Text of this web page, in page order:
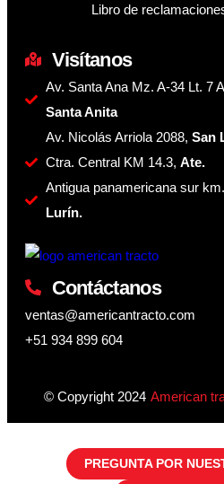
Libro de
Visítanos
Av. Santa Ana Mz. A-34 Lt. 7
Santa Anita
Av. Nicolás Arriola 2088, San
Ctra. Central KM 14.3, Ate.
Antigua panamericana sur
Lurín.
Contáctanos
ventas@americantracto.com
+51 934 899 604
© Copyright 2024 American
PREGUNTA POR